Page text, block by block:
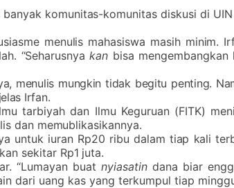
komunitas-komunitas diskusi di
menulis mahasiswa masih minim.
“Seharusnyakan bisa mengembangkan
menulis mungkin tidak begitu penting.
Irfan.
tarbiyah dan Ilmu Keguruan (FITK)
dan memublikasikannya.
untuk iuran Rp20 ribu dalam tiap kali
sekitar Rp1 juta.
“Lumayan buat nyiasatindana biar
dari uang kas yang terkumpul tiap